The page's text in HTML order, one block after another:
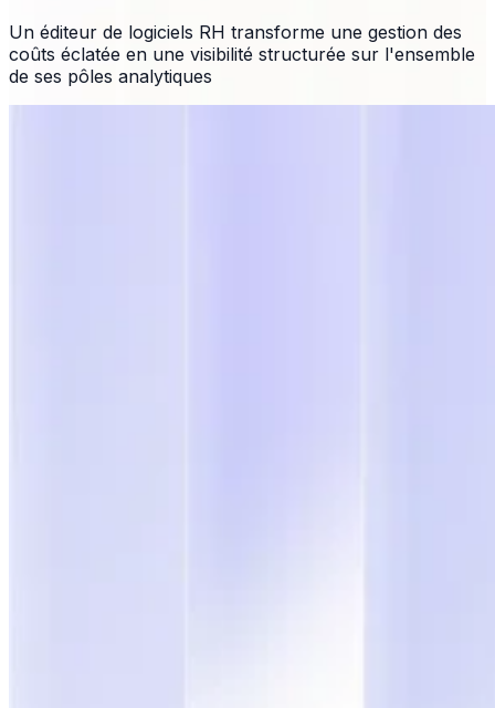
Un éditeur de logiciels RH transforme une gestion des
coûts éclatée en une visibilité structurée sur l'ensemble
de ses pôles analytiques